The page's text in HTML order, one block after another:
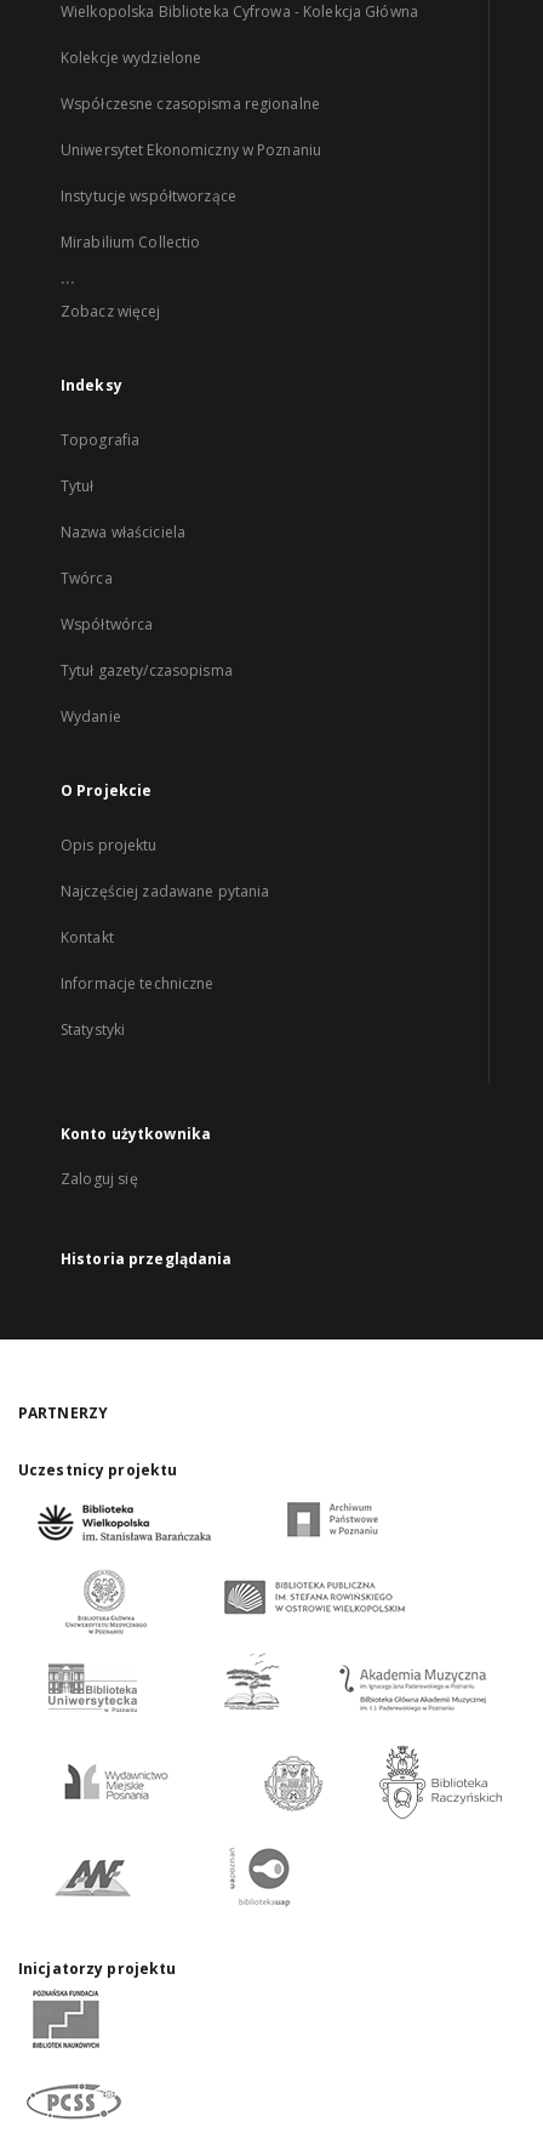
Wielkopolska Biblioteka Cyfrowa - Kolekcja Główna
Kolekcje wydzielone
Współczesne czasopisma regionalne
Uniwersytet Ekonomiczny w Poznaniu
Instytucje współtworzące
Mirabilium Collectio
...
Zobacz więcej
Indeksy
Topografia
Tytuł
Nazwa właściciela
Twórca
Współtwórca
Tytuł gazety/czasopisma
Wydanie
O Projekcie
Opis projektu
Najczęściej zadawane pytania
Kontakt
Informacje techniczne
Statystyki
Konto użytkownika
Zaloguj się
Historia przeglądania
PARTNERZY
Uczestnicy projektu
Inicjatorzy projektu